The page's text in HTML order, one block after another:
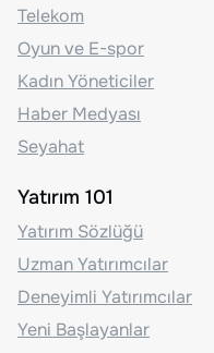
Telekom
Oyun ve E-spor
Kadın Yöneticiler
Haber Medyası
Seyahat
Yatırım 101
Yatırım Sözlüğü
Uzman Yatırımcılar
Deneyimli Yatırımcılar
Yeni Başlayanlar